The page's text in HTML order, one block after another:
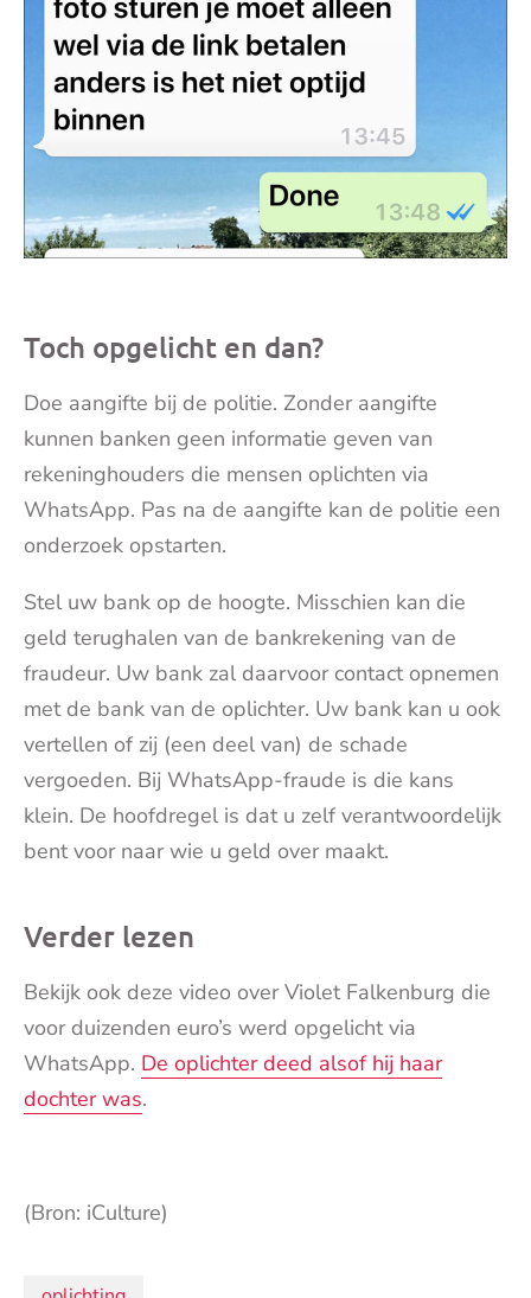
Toch opgelicht en dan?
Doe aangifte bij de politie. Zonder aangifte
kunnen banken geen informatie geven van
rekeninghouders die mensen oplichten via
WhatsApp. Pas na de aangifte kan de politie een
onderzoek opstarten.
Stel uw bank op de hoogte. Misschien kan die
geld terughalen van de bankrekening van de
fraudeur. Uw bank zal daarvoor contact opnemen
met de bank van de oplichter. Uw bank kan u ook
vertellen of zij (een deel van) de schade
vergoeden. Bij WhatsApp-fraude is die kans
klein. De hoofdregel is dat u zelf verantwoordelijk
bent voor naar wie u geld over maakt.
Verder lezen
Bekijk ook deze video over Violet Falkenburg die
voor duizenden euro’s werd opgelicht via
WhatsApp. De oplichter deed alsof hij haar
dochter was.
(Bron: iCulture)